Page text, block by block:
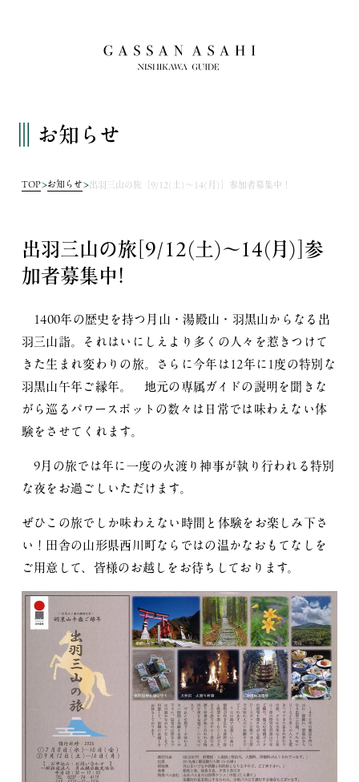
お知らせ
TOP お知らせ 出羽三山の旅［9/12(土)～14(月)］参加者募集中！
出羽三山の旅［9/12(土)～14(月)］参
加者募集中！
1400年の歴史を持つ月山・湯殿山・羽黒山からなる出
羽三山詣。それはいにしえより多くの人々を惹きつけて
きた生まれ変わりの旅。さらに今年は12年に1度の特別な
羽黒山午年ご縁年。 地元の専属ガイドの説明を聞きな
がら巡るパワースポットの数々は日常では味わえない体
験をさせてくれます。
9月の旅では年に一度の火渡り神事が執り行われる特別
な夜をお過ごしいただけます。
ぜひこの旅でしか味わえない時間と体験をお楽しみ下さ
い！田舎の山形県西川町ならではの温かなおもてなしを
ご用意して、皆様のお越しをお待ちしております。